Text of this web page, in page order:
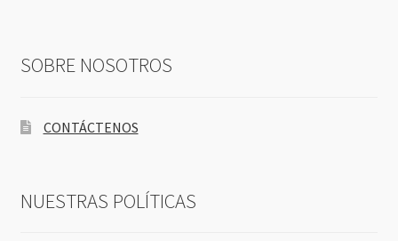
SOBRE NOSOTROS
CONTÁCTENOS
NUESTRAS POLÍTICAS